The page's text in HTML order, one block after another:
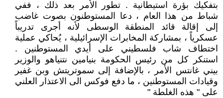
بتفكيك بؤرة استيطانية . تطور الأمر بعد ذلك ، ففي
شباط من هذا العام ، دعا المستوطنون بصوت غاضب
إلى إقالة قائد المنطقة الوسطى لأنه أجرى تدريباً
عسكرياً ، بمشاركة المخابرات الإسرائيلية ، يُحاكي عملية
اختطاف شاب فلسطيني على أيدي المستوطنين .
استنكر كل من رئيس الحكومة بنيامين نتنياهو والوزير
بيني غانتس الأمر ، بالإضافة إلى سموتريتش وبن غفير
وقيادات المستوطنين ، ما دفع فوكس الى الاعتذار العلني
على " هذه الغلطة "